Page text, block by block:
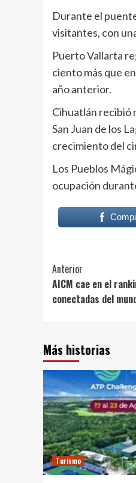
Durante el
visitantes, con
Puerto Vallarta
ciento más que
año anterior.
Cihuatlán recibió
San Juan de los
crecimiento del
Los Pueblos
ocupación
Post
Navigation
Anterior
AICM cae en el
conectadas del
Más historias
Turismo